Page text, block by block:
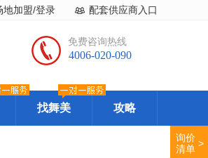
配套供应商入口
地加盟/登录
免费咨询热线
4006-020-090
找舞美 攻略
询价
清单 >